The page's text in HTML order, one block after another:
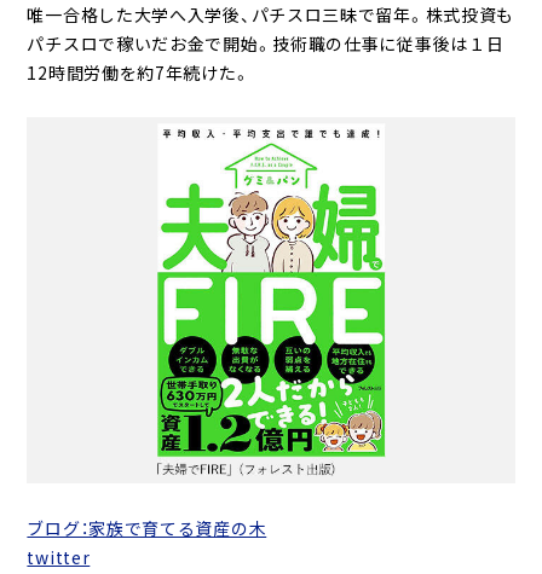
唯一合格した大学へ入学後、パチスロ三昧で留年。株式投資も
パチスロで稼いだお金で開始。技術職の仕事に従事後は１日
12時間労働を約7年続けた。
ブログ：家族で育てる資産の木
twitter